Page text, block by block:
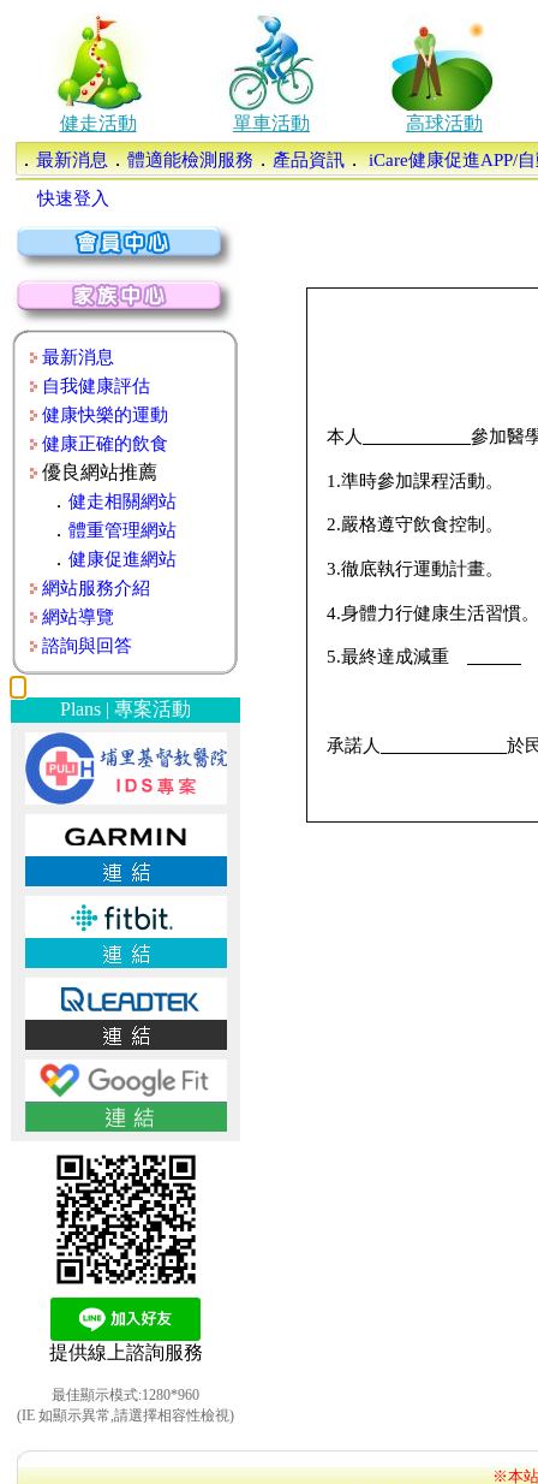
健走活動 單車活動
高球活動
．最新消息．體適能檢測服務．產品資訊．iCare健康促進APP/
快速登入
最新消息
自我健康評估
健康快樂的運動
健康正確的飲食
優良網站推薦
． 健走相關網站
． 體重管理網站
． 健康促進網站
網站服務介紹
網站導覽
諮詢與回答
Plans | 專案活動
提供線上諮詢服務
最佳顯示模式:1280*960
(IE 如顯示異常,請選擇相容性檢視)
本人 參加醫
1.準時參加課程活動。
2.嚴格遵守飲食控制。
3.徹底執行運動計畫。
4.身體力行健康生活習慣。
5.最終達成減重
承諾人 於
※本站